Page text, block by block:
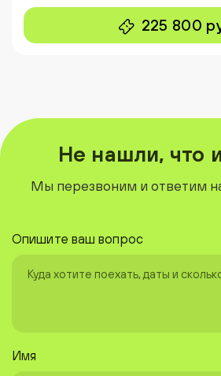
225 800
Не нашли, что
Мы перезвоним и ответим
Опишите ваш вопрос
Имя